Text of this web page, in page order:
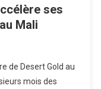
ses
Mali
de Desert Gold au
mois des